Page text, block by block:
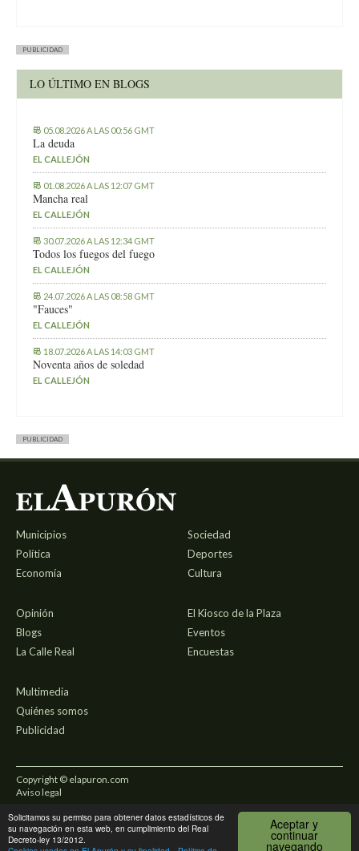
Aceptar y
continuar
navegando
Solicitamos su permiso para obtener datos estadísticos de
su navegación en esta web, en cumplimiento del Real
Decreto-ley 13/2012.
PUBLICIDAD
LO ÚLTIMO EN BLOGS
05.08.2026 A LAS 00:56 GMT
La deuda
EL CALLEJÓN
01.08.2026 A LAS 12:07 GMT
Mancha real
EL CALLEJÓN
30.07.2026 A LAS 12:34 GMT
Todos los fuegos del fuego
EL CALLEJÓN
24.07.2026 A LAS 08:58 GMT
"Fauces"
EL CALLEJÓN
18.07.2026 A LAS 14:03 GMT
Noventa años de soledad
EL CALLEJÓN
PUBLICIDAD
Municipios
Política
Economía
Sociedad
Deportes
Cultura
Opinión
Blogs
La Calle Real
El Kiosco de la Plaza
Eventos
Encuestas
Multimedia
Quiénes somos
Publicidad
Copyright © elapuron.com
Aviso legal
Política de privacidad